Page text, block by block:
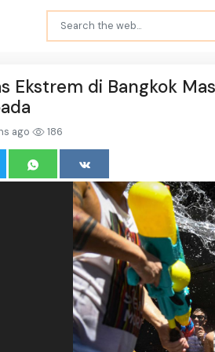
Ekstrem di Bangkok
ago 186